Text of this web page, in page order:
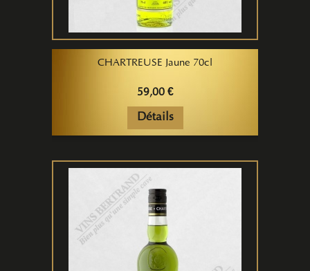
CHARTREUSE Jaune 70cl
59,00 €
Détails